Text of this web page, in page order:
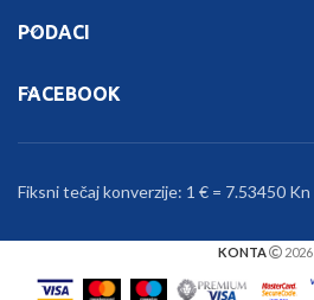
PODACI
FACEBOOK
Fiksni tečaj konverzije: 1 € = 7.53450 Kn
KONTA 2026